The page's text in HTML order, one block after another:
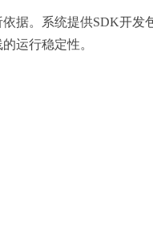
据。系统提供SDK开发
运行稳定性。